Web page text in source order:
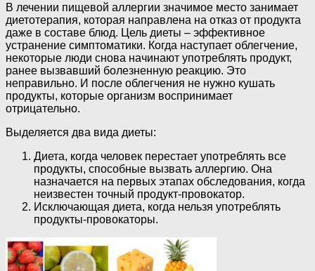
В лечении пищевой аллергии значимое место занимает
диетотерапия, которая направлена на отказ от продукта
даже в составе блюд. Цель диеты – эффективное
устранение симптоматики. Когда наступает облегчение,
некоторые люди снова начинают употреблять продукт,
ранее вызвавший болезненную реакцию. Это
неправильно. И после облегчения не нужно кушать
продукты, которые организм воспринимает
отрицательно.
Выделяется два вида диеты:
Диета, когда человек перестает употреблять все
продукты, способные вызвать аллергию. Она
назначается на первых этапах обследования, когда
неизвестен точный продукт-провокатор.
Исключающая диета, когда нельзя употреблять
продукты-провокаторы.